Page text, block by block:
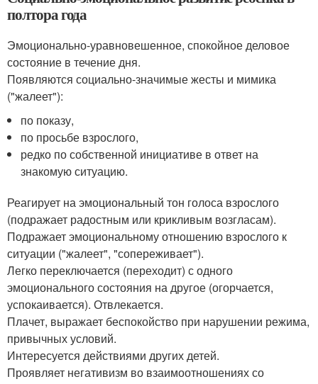
полтора года
Эмоционально-уравновешенное, спокойное деловое
состояние в течение дня.
Появляются социально-значимые жесты и мимика
("жалеет"):
по показу,
по просьбе взрослого,
редко по собственной инициативе в ответ на
знакомую ситуацию.
Реагирует на эмоциональный тон голоса взрослого
(подражает радостным или крикливым возгласам).
Подражает эмоциональному отношению взрослого к
ситуации ("жалеет", "сопереживает").
Легко переключается (переходит) с одного
эмоционального состояния на другое (огорчается,
успокаивается). Отвлекается.
Плачет, выражает беспокойство при нарушении режима,
привычных условий.
Интересуется действиями других детей.
Проявляет негативизм во взаимоотношениях со